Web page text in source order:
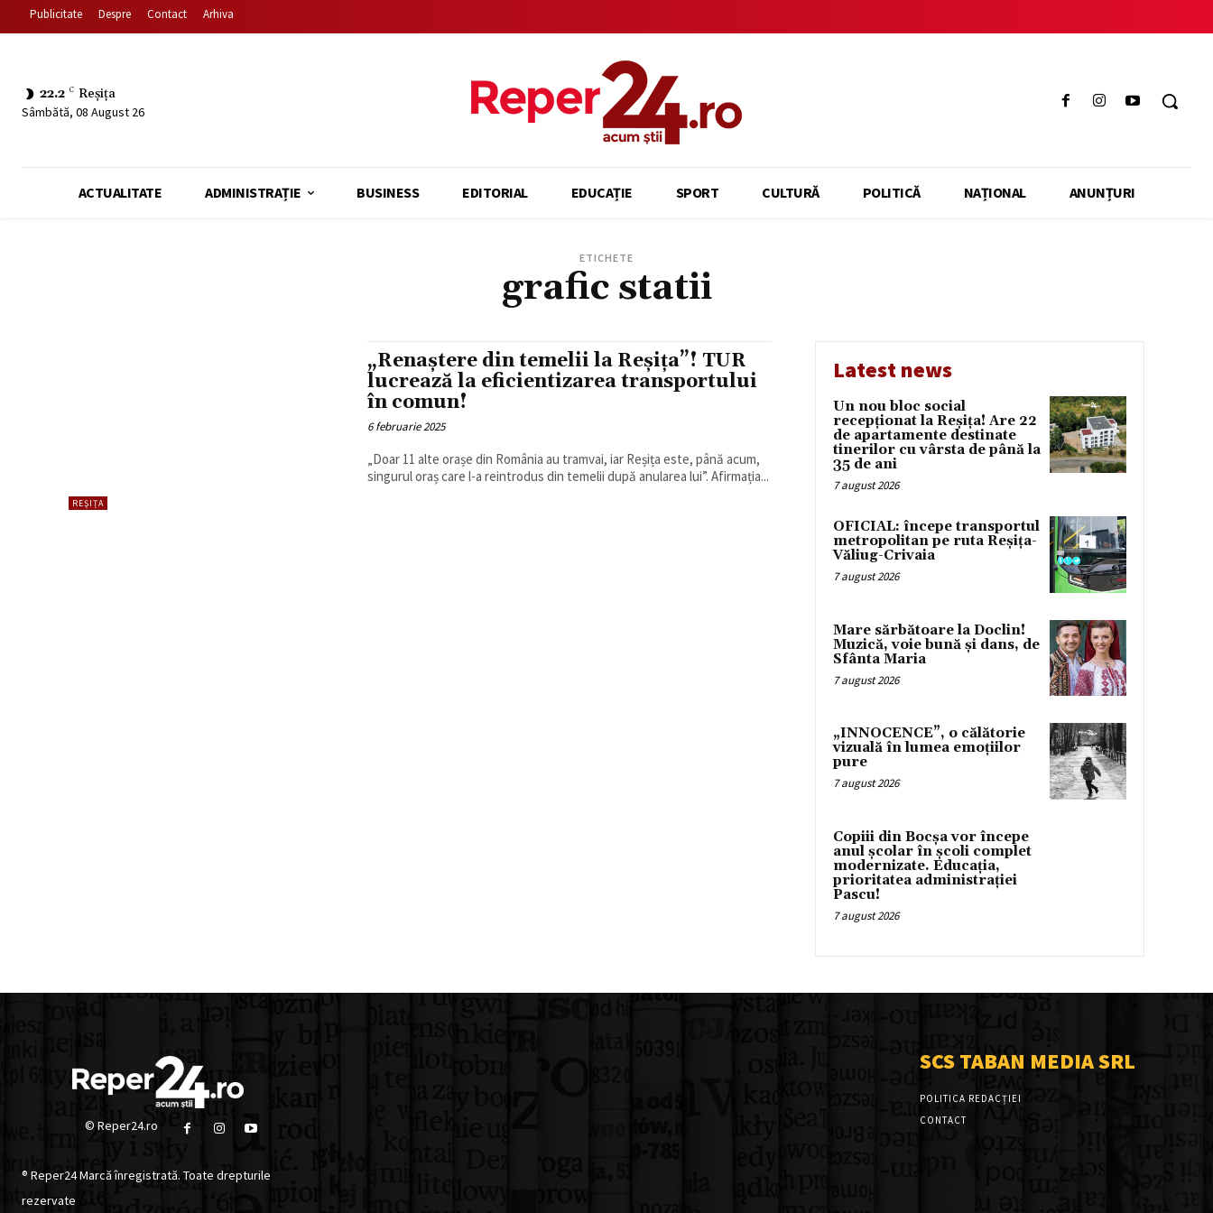
Publicitate Despre Contact Arhiva
22.2 C Reșița
Sâmbătă, 08 August 26
ACTUALITATE ADMINISTRAȚIE BUSINESS EDITORIAL EDUCAȚIE SPORT CULTURĂ POLITICĂ NAȚIONAL ANUNȚURI
ETICHETE
grafic statii
REȘIȚA
„Renaștere din temelii la Reșița”! TUR
lucrează la eficientizarea transportului
în comun!
6 februarie 2025
„Doar 11 alte orașe din România au tramvai, iar Reșița este, până acum,
singurul oraș care l-a reintrodus din temelii după anularea lui”. Afirmația...
Latest news
Un nou bloc social
recepționat la Reșița! Are 22
de apartamente destinate
tinerilor cu vârsta de până la
35 de ani
7 august 2026
OFICIAL: începe transportul
metropolitan pe ruta Reșița-
Văliug-Crivaia
7 august 2026
Mare sărbătoare la Doclin!
Muzică, voie bună și dans, de
Sfânta Maria
7 august 2026
„INNOCENCE”, o călătorie
vizuală în lumea emoțiilor
pure
7 august 2026
Copiii din Bocșa vor începe
anul școlar în școli complet
modernizate. Educația,
prioritatea administrației
Pascu!
7 august 2026
© Reper24.ro
® Reper24 Marcă înregistrată. Toate drepturile
rezervate
SCS TABAN MEDIA SRL
POLITICA REDACȚIEI
CONTACT